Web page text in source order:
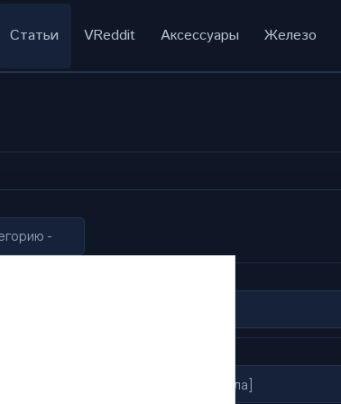
Статьи VReddit Аксессуары Железо